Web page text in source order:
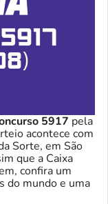
5917 pela
acontece com
Sorte, em São
que a Caixa
confira um
do mundo e uma